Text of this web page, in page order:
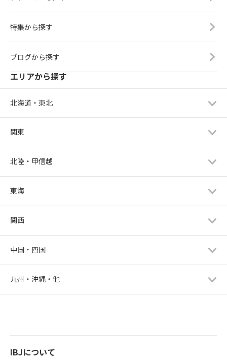
特集から探す
ブログから探す
エリアから探す
北海道・東北
関東
北陸・甲信越
東海
関西
中国・四国
九州・沖縄・他
IBJについて